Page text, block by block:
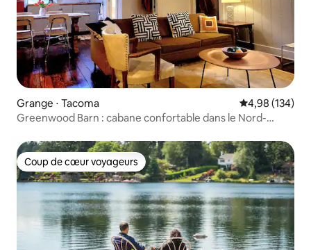
Grange ⋅ Tacoma Évaluation
4,98 (134)
Greenwood Barn : cabane confortable dans le Nord-
Coup de cœur voyageurs
Coup de cœur voyageurs